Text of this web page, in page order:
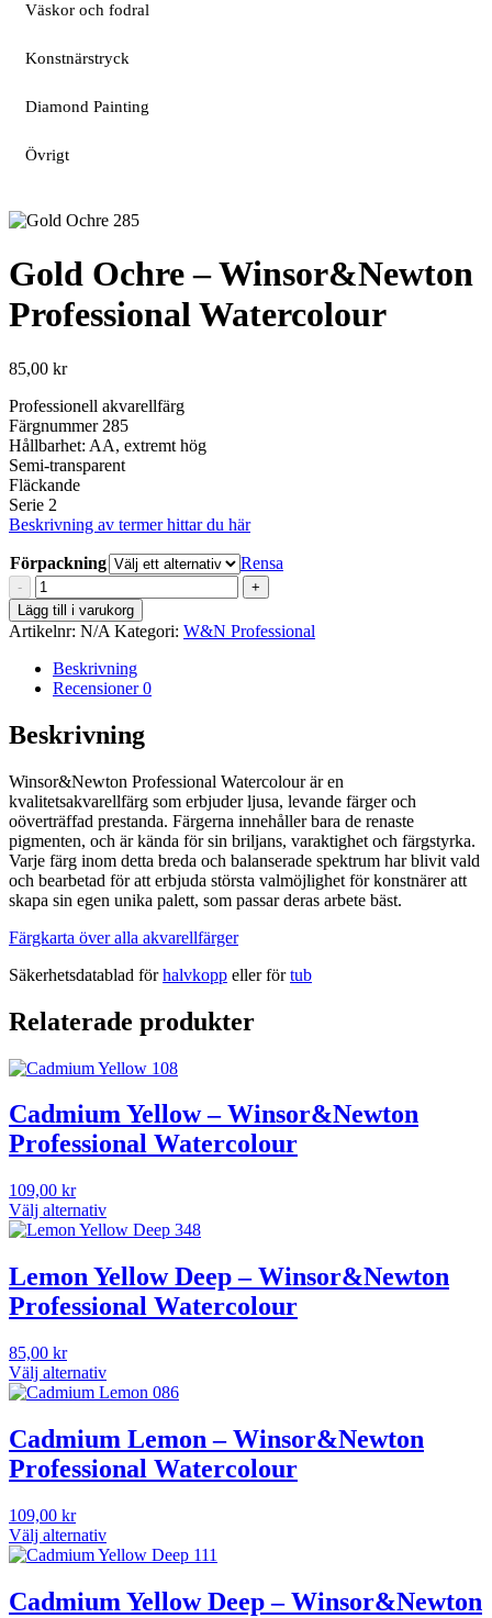
Väskor och fodral
Konstnärstryck
Diamond Painting
Övrigt
Gold Ochre – Winsor&Newton
Professional Watercolour
85,00 kr
Professionell akvarellfärg
Färgnummer 285
Hållbarhet: AA, extremt hög
Semi-transparent
Fläckande
Serie 2
Beskrivning av termer hittar du här
Förpackning Rensa
-
Gold
Ochre
-
Winsor&Newton
Professional
Watercolour
mängd
+
Lägg till i varukorg
Artikelnr: N/A Kategori: W&N Professional
Beskrivning
Recensioner0
Beskrivning
Winsor&Newton Professional Watercolour är en
kvalitetsakvarellfärg som erbjuder ljusa, levande färger och
oöverträffad prestanda. Färgerna innehåller bara de renaste
pigmenten, och är kända för sin briljans, varaktighet och färgstyrka.
Varje färg inom detta breda och balanserade spektrum har blivit vald
och bearbetad för att erbjuda största valmöjlighet för konstnärer att
skapa sin egen unika palett, som passar deras arbete bäst.
Färgkarta över alla akvarellfärger
Säkerhetsdatablad förhalvkopp eller förtub
Relaterade produkter
Cadmium Yellow – Winsor&Newton
Professional Watercolour
109,00 kr
Välj alternativ
Den
produkten
har
flera
De
olika
alternativen
kan
väljas
på
produktsidan
Lemon Yellow Deep – Winsor&Newton
Professional Watercolour
85,00 kr
Välj alternativ
Den
produkten
har
flera
De
olika
alternativen
kan
väljas
på
Cadmium Lemon – Winsor&Newton
Professional Watercolour
109,00 kr
Välj alternativ
Den
produkten
har
Cadmium Yellow Deep – Winsor&Newton